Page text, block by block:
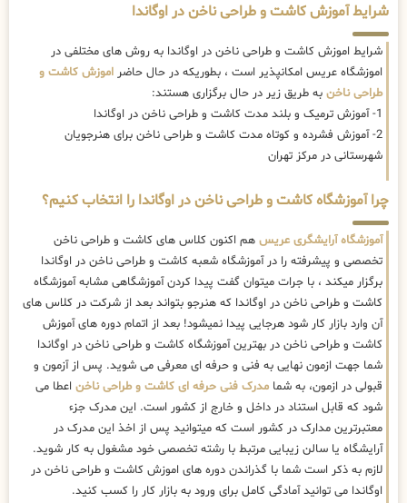
شرایط آموزش کاشت و طراحی ناخن در اوگاندا
شرایط اموزش کاشت و طراحی ناخن در اوگاندا به روش های مختلفی در
اموزشگاه عریس امکانپذیر است ، بطوریکه در حال حاضر اموزش کاشت و
طراحی ناخن به طریق زیر در حال برگزاری هستند:
1- آموزش ترمیک و بلند مدت کاشت و طراحی ناخن در اوگاندا
2- آموزش فشرده و کوتاه مدت کاشت و طراحی ناخن برای هنرجویان
شهرستانی در مرکز تهران
چرا آموزشگاه کاشت و طراحی ناخن در اوگاندا را انتخاب کنیم؟
آموزشگاه آرایشگری عریس هم اکنون کلاس های کاشت و طراحی ناخن
تخصصی و پیشرفته را در آموزشگاه شعبه کاشت و طراحی ناخن در اوگاندا
برگزار میکند ، با جرات میتوان گفت پیدا کردن آموزشگاهی مشابه آموزشگاه
کاشت و طراحی ناخن در اوگاندا که هنرجو بتواند بعد از شرکت در کلاس های
آن وارد بازار کار شود هرجایی پیدا نمیشود! بعد از اتمام دوره های آموزش
کاشت و طراحی ناخن در بهترین آموزشگاه کاشت و طراحی ناخن در اوگاندا
شما جهت ازمون نهایی به فنی و حرفه ای معرفی می شوید. پس از آزمون و
قبولی در ازمون، به شما مدرک فنی حرفه ای کاشت و طراحی ناخن اعطا می
شود که قابل استناد در داخل و خارج از کشور است. این مدرک جزء
معتبرترین مدارک در کشور است که میتوانید پس از اخذ این مدرک در
آرایشگاه یا سالن زیبایی مرتبط با رشته تخصصی خود مشغول به کار شوید.
لازم به ذکر است شما با گذراندن دوره های اموزش کاشت و طراحی ناخن در
اوگاندا می توانید آمادگی کامل برای ورود به بازار کار را کسب کنید.